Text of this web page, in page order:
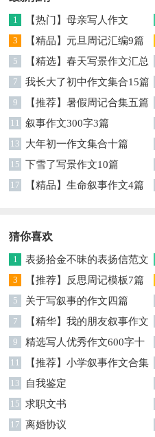
1 【热门】母亲写人作文
3 【精品】元旦周记汇编9篇
5
【精选】春天写景作文汇总
7篇
7 我长大了初中作文集合15篇
9 【推荐】暑假周记合集五篇
11 叙事作文300字3篇
13 大年初一作文集合十篇
15 下雪了写景作文10篇
17 【精品】生命叙事作文4篇
猜你喜欢
1
表扬拾金不昧的表扬信范文
汇总9篇
3 【推荐】反思周记模板7篇
5 关于写叙事的作文四篇
7
【精华】我的朋友叙事作文
汇编九篇
9
精选写人优秀作文600字十
篇
11
【推荐】小学叙事作文合集
7篇
13 自我鉴定
15 求职文书
17 离婚协议